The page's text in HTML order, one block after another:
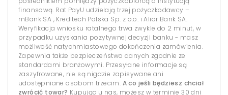
finansową. Rat PayU udzielają trzej pożyczkodawcy –
mBank SA , Kreditech Polska Sp. z o.o. i Alior Bank SA.
Weryfikacja wniosku ratalnego trwa zwykle do 2 minut, w
przypadku uzyskania pozytywnej decyzji banku - masz
możliwość natychmiastowego dokończenia zamówienia.
Zapewnia także bezpieczeństwo danych zgodnie ze
standardami branżowymi. Przesyłane informacje są
zaszyfrowane, nie są nigdzie zapisywane ani
udostępniane osobom trzecim. A co jeśli będziesz chciał
zwrócić towar? Kupując u nas, możesz w terminie 30 dni